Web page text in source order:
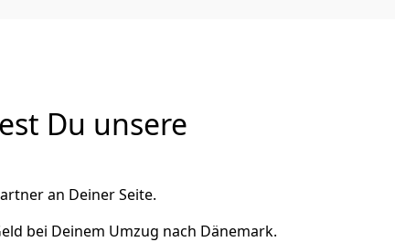
Du unsere
an Deiner Seite.
bei Deinem Umzug nach Dänemark.